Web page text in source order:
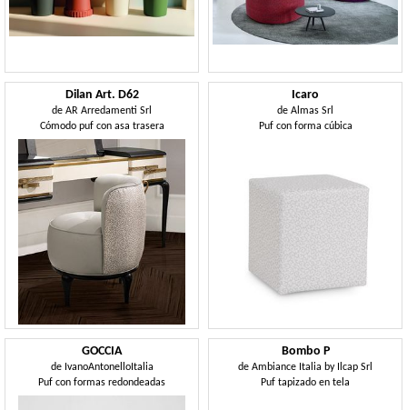
Dilan Art. D62
de AR Arredamenti Srl
Cómodo puf con asa trasera
Icaro
de Almas Srl
Puf con forma cúbica
GOCCIA
de IvanoAntonelloItalia
Puf con formas redondeadas
Bombo P
de Ambiance Italia by Ilcap Srl
Puf tapizado en tela